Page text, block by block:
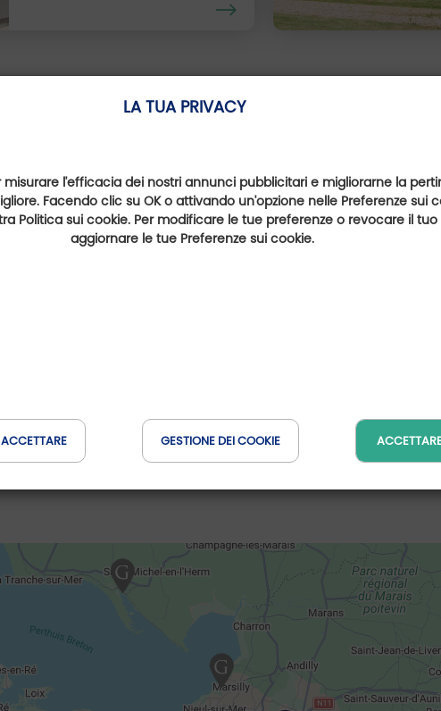
LA TUA PRIVACY
misurare l'efficacia dei nostri annunci pubblicitari e migliorarne la
Facendo clic su OK o attivando un'opzione nelle Preferenze sui
Politica sui cookie. Per modificare le tue preferenze o revocare il
aggiornare le tue Preferenze sui cookie.
GESTIONE DEI COOKIE
Hot Spots